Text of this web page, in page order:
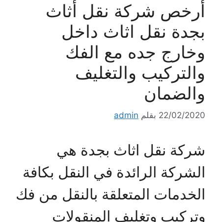
أرخص شركة نقل أثاث
بجدة نقل اثاث داخل
وخارج جده مع الفك
والتركيب والتغليف
والضمان
22/02/2020 بقلم admin
شركة نقل اثاث بجدة هي
الشركة الرائدة في النقل بكافة
الخدمات المتعلقة بالنقل من فك
وتركيب وتغليف المنقولات